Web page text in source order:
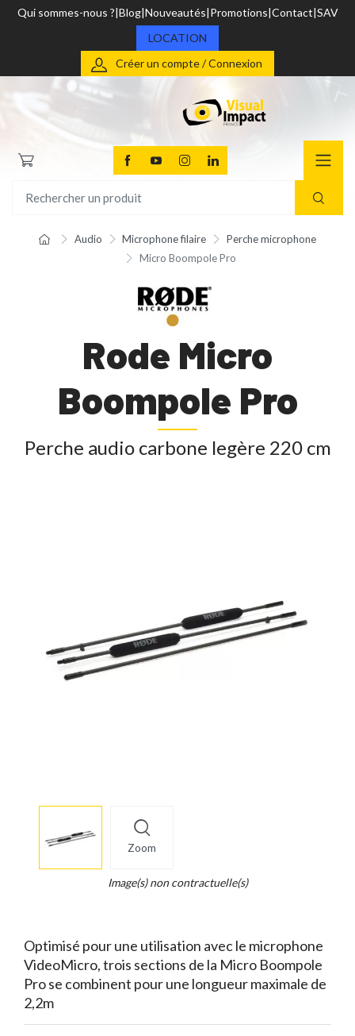
Qui sommes-nous ? Blog Nouveautés Promotions Contact SAV
LOCATION
Créer un compte / Connexion
Audio Microphone filaire
Perche microphone
Micro Boompole Pro
Rode Micro
Boompole Pro
Perche audio carbone legère 220 cm
Zoom
info
Image(s) non contractuelle(s)
Optimisé pour une utilisation avec le microphone
VideoMicro, trois sections de la Micro Boompole
Pro se combinent pour une longueur maximale de
2,2m